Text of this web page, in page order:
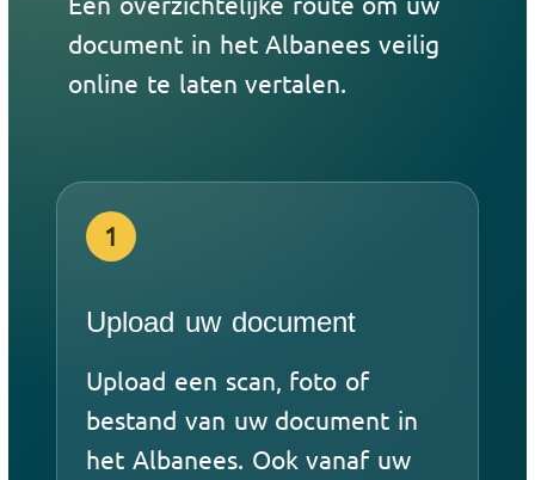
document in het Albanees veilig
online te laten vertalen.
1
Upload uw document
Upload een scan, foto of
bestand van uw document in
het Albanees. Ook vanaf uw